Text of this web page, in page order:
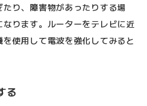
り、障害物があったりする場
ります。ルーターをテレビに近
使用して電波を強化してみると
る